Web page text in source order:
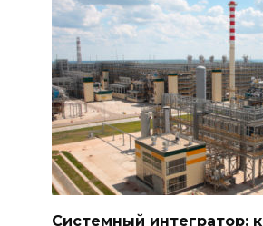
Системный интегратор: